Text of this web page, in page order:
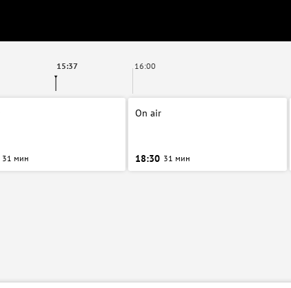
16:00
15:37
31 мин
On air
18:30 31 мин